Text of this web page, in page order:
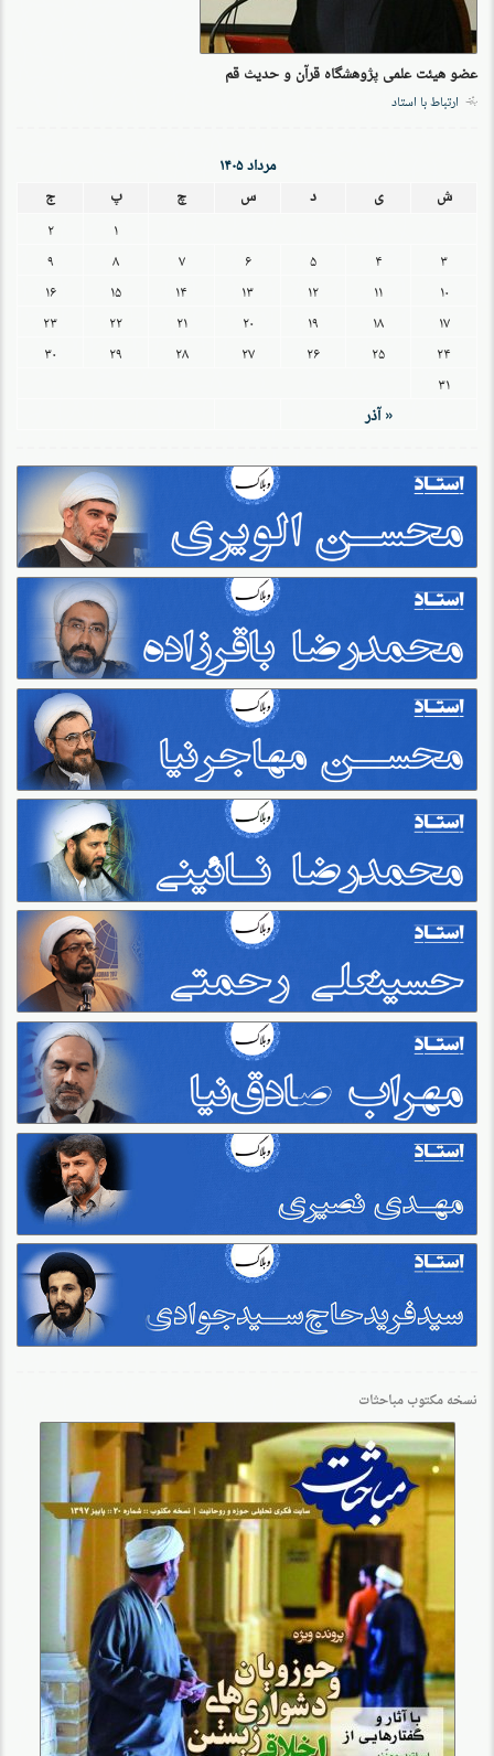
عضو هیئت علمی پژوهشگاه قرآن و حدیث قم
ارتباط با استاد
مرداد ۱۴۰۵
ش
ی د س چ پ
ج
۱
۲
۳
۴ ۵ ۶ ۷ ۸
۹
۱۰
۱۱ ۱۲ ۱۳ ۱۴ ۱۵
۱۶
۱۷
۱۸ ۱۹ ۲۰ ۲۱ ۲۲
۲۳
۲۴
۲۵ ۲۶ ۲۷ ۲۸ ۲۹
۳۰
۳۱
« آذر
نسخه مکتوب مباحثات